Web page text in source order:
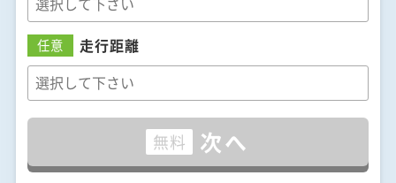
任意 走行距離
無料 次へ